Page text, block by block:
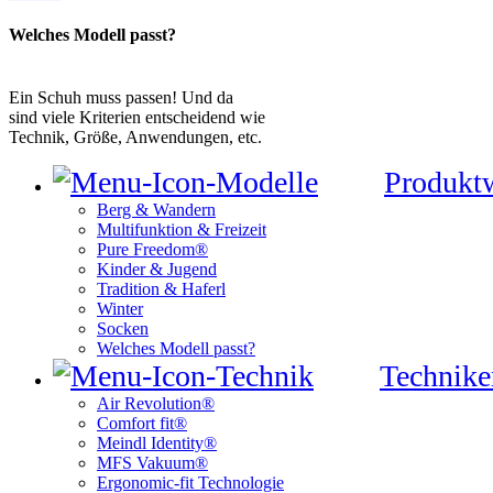
Welches Modell passt?
Ein Schuh muss passen! Und da
sind viele Kriterien entscheidend wie
Technik, Größe, Anwendungen, etc.
Berg & Wandern
Multifunktion & Freizeit
Pure Freedom®
Kinder & Jugend
Tradition & Haferl
Winter
Socken
Welches Modell passt?
Air Revolution®
Comfort fit®
Meindl Identity®
MFS Vakuum®
Ergonomic-fit Technologie